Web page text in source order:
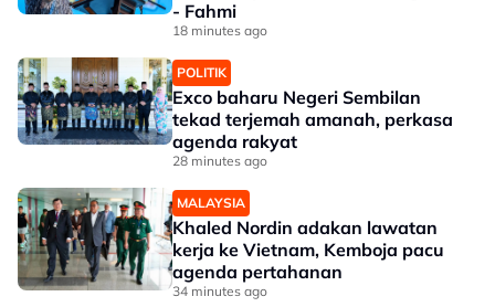
- Fahmi
18 minutes ago
POLITIK
Exco baharu Negeri Sembilan
tekad terjemah amanah, perkasa
agenda rakyat
28 minutes ago
MALAYSIA
Khaled Nordin adakan lawatan
kerja ke Vietnam, Kemboja pacu
agenda pertahanan
34 minutes ago